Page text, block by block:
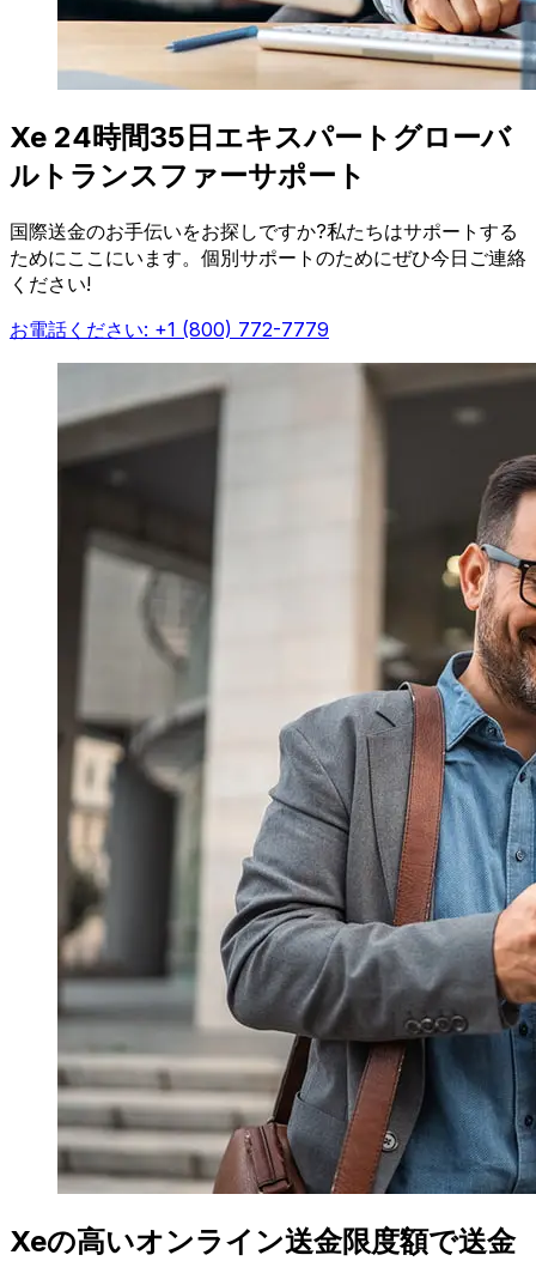
Xe 24時間35日エキスパートグローバ
ルトランスファーサポート
国際送金のお手伝いをお探しですか?私たちはサポートする
ためにここにいます。個別サポートのためにぜひ今日ご連絡
ください!
お電話ください: +1 (800) 772-7779
Xeの高いオンライン送金限度額で送金